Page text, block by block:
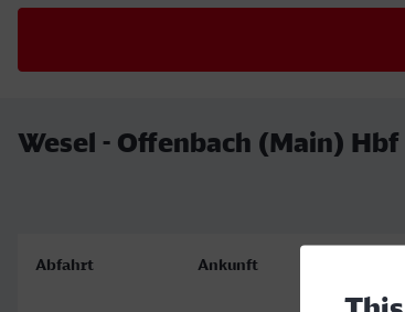
Wesel - Offenbach (Main) Hbf
Abfahrt Ankunft